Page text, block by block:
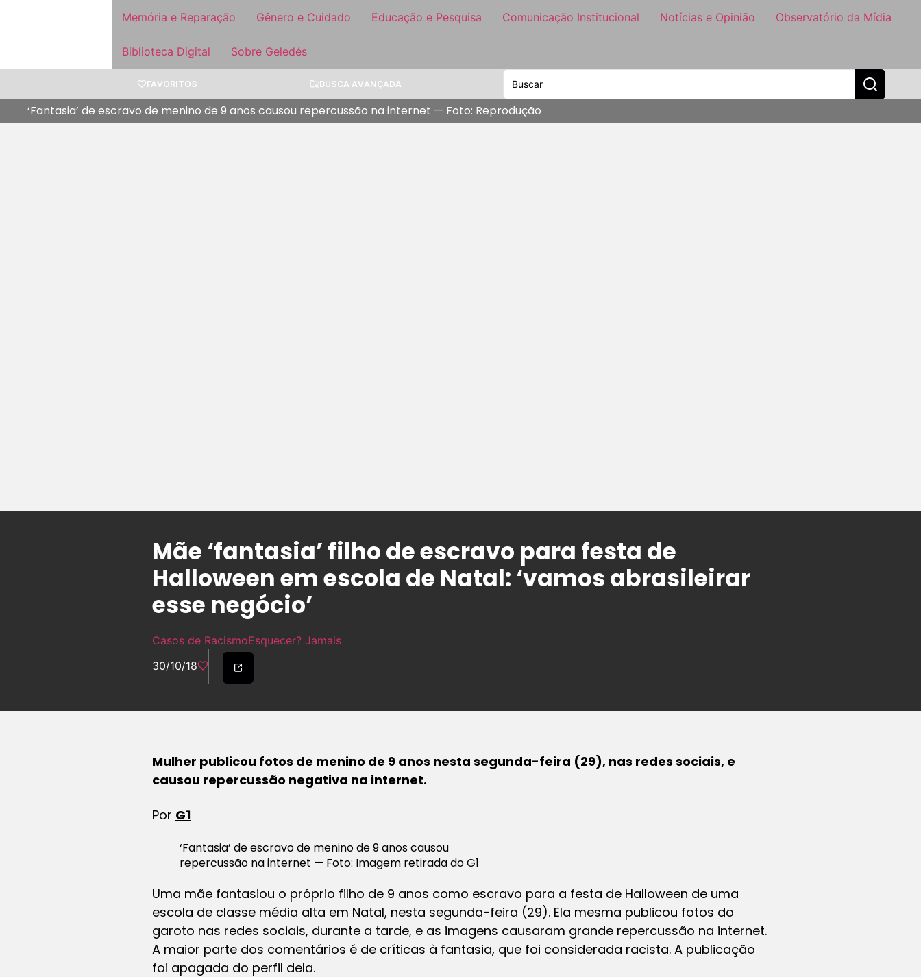
Memória e Reparação Gênero e Cuidado Educação e Pesquisa Comunicação Institucional Notícias e Opinião Observatório da Mídia
Biblioteca Digital Sobre Geledés
FAVORITOS BUSCA AVANÇADA
‘Fantasia’ de escravo de menino de 9 anos causou repercussão na internet — Foto: Reprodução
Mãe ‘fantasia’ filho de escravo para festa de
Halloween em escola de Natal: ‘vamos abrasileirar
esse negócio’
Casos de RacismoEsquecer? Jamais
30/10/18
Mulher publicou fotos de menino de 9 anos nesta segunda-feira (29), nas redes sociais, e
causou repercussão negativa na internet.
Por G1
‘Fantasia’ de escravo de menino de 9 anos causou
repercussão na internet — Foto: Imagem retirada do G1
Uma mãe fantasiou o próprio filho de 9 anos como escravo para a festa de Halloween de uma
escola de classe média alta em Natal, nesta segunda-feira (29). Ela mesma publicou fotos do
garoto nas redes sociais, durante a tarde, e as imagens causaram grande repercussão na internet.
A maior parte dos comentários é de críticas à fantasia, que foi considerada racista. A publicação
foi apagada do perfil dela.